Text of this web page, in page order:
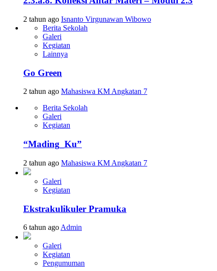
2 tahun ago Isnanto Virgunawan Wibowo
Berita Sekolah
Galeri
Kegiatan
Lainnya
Go Green
2 tahun ago Mahasiswa KM Angkatan 7
Berita Sekolah
Galeri
Kegiatan
“Mading_Ku”
2 tahun ago Mahasiswa KM Angkatan 7
Galeri
Kegiatan
Ekstrakulikuler Pramuka
6 tahun ago Admin
Galeri
Kegiatan
Pengumuman